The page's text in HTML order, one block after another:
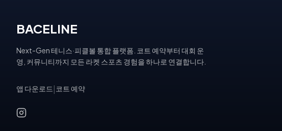
BACELINE
Next-Gen 테니스·피클볼 통합 플랫폼. 코트 예약부터 대회 운
영, 커뮤니티까지 모든 라켓 스포츠 경험을 하나로 연결합니다.
앱 다운로드 코트 예약